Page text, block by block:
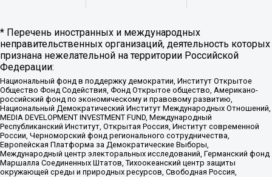
* Перечень иностранных и международных
неправительственных организаций, деятельность которых
признана нежелательной на территории Российской
Федерации:
Национальный фонд в поддержку демократии, Институт Открытое
Общество Фонд Содействия, Фонд Открытое общество, Американо-
российский фонд по экономическому и правовому развитию,
Национальный Демократический Институт Международных Отношений,
MEDIA DEVELOPMENT INVESTMENT FUND, Международный
Республиканский Институт, Открытая Россия, Институт современной
России, Черноморский фонд регионального сотрудничества,
Европейская Платформа за Демократические Выборы,
Международный центр электоральных исследований, Германский фонд
Маршалла Соединенных Штатов, Тихоокеанский центр защиты
окружающей среды и природных ресурсов, Свободная Россия,